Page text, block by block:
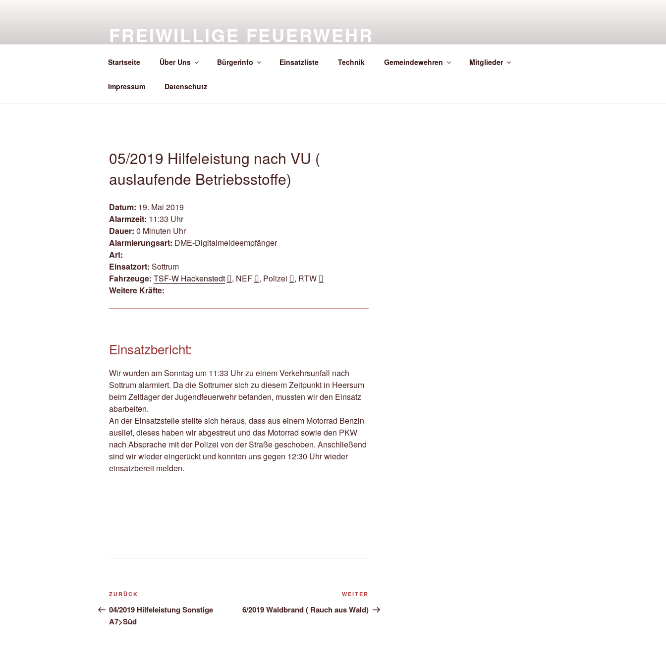
FREIWILLIGE FEUERWEHR
HACKENSTEDT/SÖDER
Startseite Über Uns Bürgerinfo Einsatzliste Technik Gemeindewehren Mitglieder
Impressum Datenschutz
05/2019 Hilfeleistung nach VU (
auslaufende Betriebsstoffe)
Datum: 19. Mai 2019
Alarmzeit: 11:33 Uhr
Dauer: 0 Minuten Uhr
Alarmierungsart: DME-Digitalmeldeempfänger
Art:
Einsatzort: Sottrum
Fahrzeuge: TSF-W Hackenstedt , NEF , Polizei
, RTW
Weitere Kräfte:
Einsatzbericht:
Wir wurden am Sonntag um 11:33 Uhr zu einem Verkehrsunfall nach
Sottrum alarmiert. Da die Sottrumer sich zu diesem Zeitpunkt in Heersum
beim Zeltlager der Jugendfeuerwehr befanden, mussten wir den Einsatz
abarbeiten.
An der Einsatzstelle stellte sich heraus, dass aus einem Motorrad Benzin
auslief, dieses haben wir abgestreut und das Motorrad sowie den PKW
nach Absprache mit der Polizei von der Straße geschoben. Anschließend
sind wir wieder eingerückt und konnten uns gegen 12:30 Uhr wieder
einsatzbereit melden.
Beitragsnavigation
Vorheriger
Beitrag
ZURÜCK
04/2019 Hilfeleistung Sonstige
A7>Süd
Beitrag
WEITER
6/2019 Waldbrand ( Rauch aus Wald)